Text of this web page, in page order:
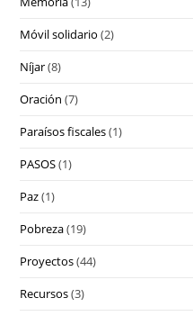
Móvil solidario (2)
Níjar(8)
Oración (7)
Paraísos fiscales(1)
PASOS(1)
Paz(1)
Pobreza(19)
Proyectos(44)
Recursos(3)